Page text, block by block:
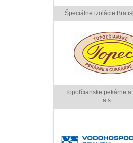
Špeciálne izolácie
Topoľčianske pekárne a
a.s.